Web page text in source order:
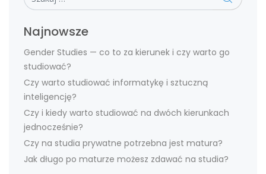
Najnowsze
Gender Studies — co to za kierunek i czy warto go
studiować?
Czy warto studiować informatykę i sztuczną
inteligencję?
Czy i kiedy warto studiować na dwóch kierunkach
jednocześnie?
Czy na studia prywatne potrzebna jest matura?
Jak długo po maturze możesz zdawać na studia?